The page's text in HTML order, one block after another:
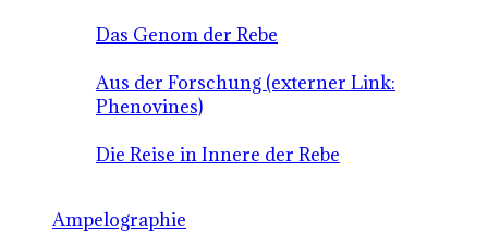
Das Genom der Rebe
Aus der Forschung (externer Link:
Phenovines)
Die Reise in Innere der Rebe
Ampelographie